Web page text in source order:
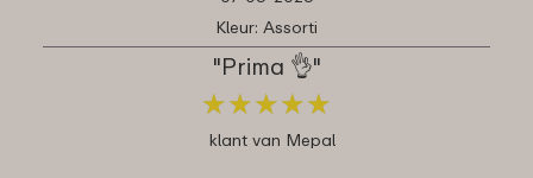
Kleur: Assorti
"Prima 👌"
★★★★★
★★★★★
klant van Mepal